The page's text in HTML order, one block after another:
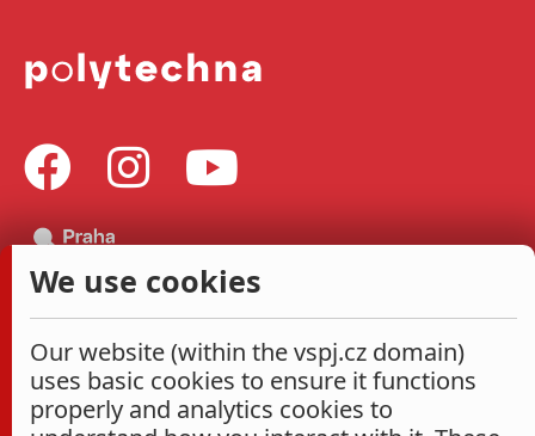
We use cookies
Our website (within the vspj.cz domain)
uses basic cookies to ensure it functions
properly and analytics cookies to